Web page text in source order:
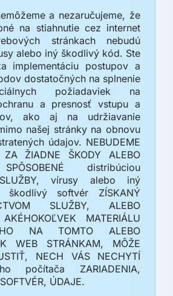
a nezaručujeme, že
na stiahnutie cez internet
stránkach nebudú
alebo iný škodlivý kód. Ste
implementáciu postupov a
dostatočných na splnenie
požiadaviek na
a presnosť vstupu a
ako aj na udržiavanie
našej stránky na obnovu
údajov. NEBUDEME
ZA ŽIADNE ŠKODY ALEBO
distribúciou
vírusy alebo iný
škodlivý softvér ZÍSKANÝ
SLUŽBY, ALEBO
MATERIÁLU
NA TOMTO ALEBO
WEB STRÁNKAM, MÔŽE
NECH VÁS NECHYTÍ
počítača ZARIADENIA,
ÚDAJE.